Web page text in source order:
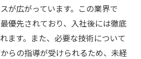
が広がっています。この業界で
優先されており、入社後には徹底
ます。また、必要な技術について
らの指導が受けられるため、未経